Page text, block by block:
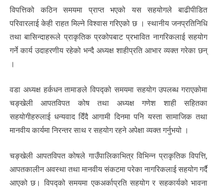
विपत्तिको कठिन समयमा प्राप्त भएको यस सहयोगले बाढीपीडित
परिवारलाई केही राहत मिल्ने विश्वास गरिएको छ । स्थानीय जनप्रतिनिधि
तथा बासिन्दाहरूले प्राकृतिक प्रकोपबाट प्रभावित नागरिकलाई सहयोग
गर्ने कार्य उदाहरणीय रहेको भन्दै अध्यक्ष शाहीप्रति आभार व्यक्त गरेका छन्
।
वडा अध्यक्ष हर्कधन तामाङले विपद्को समयमा सहयोग उपलब्ध गराएकोमा
चङ्खेली आपतविपत कोष तथा अध्यक्ष गणेश शाही सहितका
सहयोगीहरुलाई धन्यवाद दिँदै आगामी दिनमा पनि यस्ता सामाजिक तथा
मानवीय कार्यमा निरन्तर साथ र सहयोग रहने अपेक्षा व्यक्त गर्नुभयो ।
चङ्खेली आपतविपत कोषले गाउँपालिकाभित्र विभिन्न प्राकृतिक विपत्ति,
आपतकालीन अवस्था तथा मानवीय संकटमा परेका नागरिकलाई सहयोग गर्दै
आएको छ। विपद्को समयमा एकअर्काप्रति सहयोग र सहकार्यको भावना